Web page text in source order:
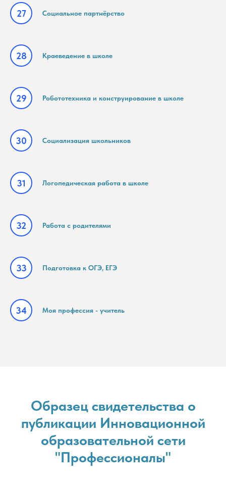
Социальное партнёрство
Краеведение в школе
Робототехника и конструирование в школе
Социализация школьников
Логопедическая работа в школе
Работа с родителями
Подготовка к ОГЭ, ЕГЭ
Моя профессия - учитель
Образец свидетельства о
публикации Инновационной
образовательной сети
"Профессионалы"